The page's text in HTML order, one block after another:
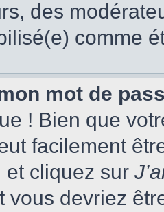
des
comme
mot de
! Bien que
facilement
et cliquez sur
vous devriez